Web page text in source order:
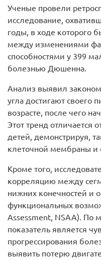
Ученые провели
исследование,
годы, в ходе которого
между изменениями
способностями у 399
болезнью Дюшенна.
Анализ выявил
угла достигают своего
возрасте, после чего
Этот тренд отличается
детей, демонстрируя,
клеточной мембраны
Кроме того,
корреляцию между
нижних конечностей и
функциональных
Assessment, NSAA). По
показатель является
прогрессирования
выявить потерю